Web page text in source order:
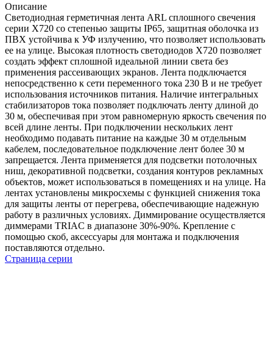
Описание
Светодиодная герметичная лента ARL сплошного свечения
серии X720 со степенью защиты IP65, защитная оболочка из
ПВХ устойчива к УФ излучению, что позволяет использовать
ее на улице. Высокая плотность светодиодов X720 позволяет
создать эффект сплошной идеальной линии света без
применения рассеивающих экранов. Лента подключается
непосредственно к сети переменного тока 230 В и не требует
использования источников питания. Наличие интегральных
стабилизаторов тока позволяет подключать ленту длиной до
30 м, обеспечивая при этом равномерную яркость свечения по
всей длине ленты. При подключении нескольких лент
необходимо подавать питание на каждые 30 м отдельным
кабелем, последовательное подключение лент более 30 м
запрещается. Лента применяется для подсветки потолочных
ниш, декоративной подсветки, создания контуров рекламных
объектов, может использоваться в помещениях и на улице. На
лентах установлены микросхемы с функцией снижения тока
для защиты ленты от перегрева, обеспечивающие надежную
работу в различных условиях. Диммирование осуществляется
диммерами TRIAC в диапазоне 30%-90%. Крепление с
помощью скоб, аксессуары для монтажа и подключения
поставляются отдельно.
Страница серии